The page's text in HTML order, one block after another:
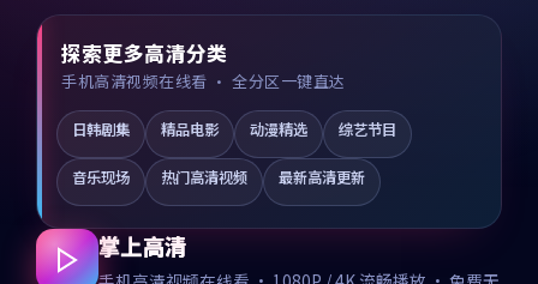
探索更多高清分类
手机高清视频在线看 · 全分区一键直达
日韩剧集 精品电影 动漫精选 综艺节目
音乐现场 热门高清视频 最新高清更新
掌上高清